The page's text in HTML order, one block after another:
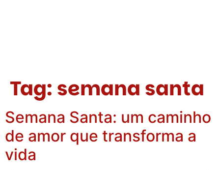
Tag: semana santa
Semana Santa: um caminho
de amor que transforma a
vida